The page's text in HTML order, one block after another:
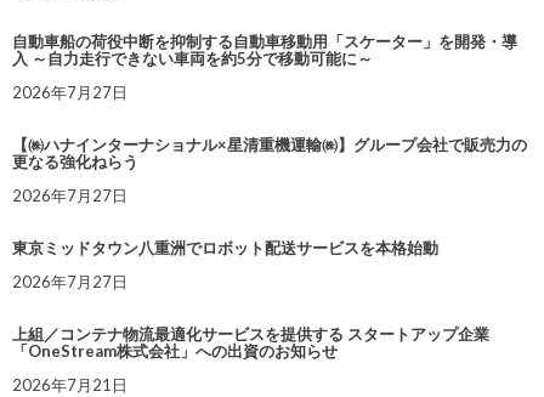
自動車船の荷役中断を抑制する自動車移動用「スケーター」を開発・導
入 ～自力走行できない車両を約5分で移動可能に～
2026年7月27日
【㈱ハナインターナショナル×星清重機運輸㈱】グループ会社で販売力の
更なる強化ねらう
2026年7月27日
東京ミッドタウン八重洲でロボット配送サービスを本格始動
2026年7月27日
上組／コンテナ物流最適化サービスを提供する スタートアップ企業
「OneStream株式会社」への出資のお知らせ
2026年7月21日